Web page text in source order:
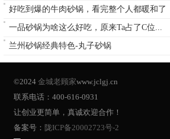
好吃到爆的牛肉砂锅，看完整个人都暖和了
一品砂锅为啥这么好吃，原来Ta占了C位...
兰州砂锅经典特色-丸子砂锅
©2024金城老顾家www.jclgj.cn
联系电话：400-616-0931
让创业更简单，真诚欢迎合作！
备案号： 陇ICP备20002723号-2